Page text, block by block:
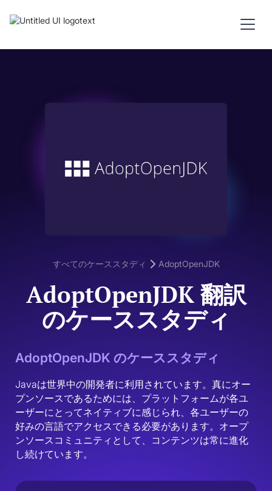
すべてのケーススタディ AdoptOpenJDK
AdoptOpenJDK 翻訳
のケーススタディ
AdoptOpenJDK のケーススタディ
Javaは世界中の開発者に利用されています。真にオー
プンソースであるためには、プラットフォームが各ユ
ーザーにとってネイティブに感じられ、各ユーザーの
好みの言語でアクセスできる必要があります。オープ
ンソースコミュニティとして、コンテンツは常に進化
し続けています。